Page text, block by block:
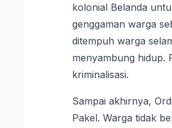
kolonial Belanda
genggaman warga
ditempuh warga
menyambung hidup.
kriminalisasi.
Sampai akhirnya,
Pakel. Warga tidak